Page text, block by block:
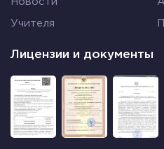
Прямой –
небольших книг – до
Скругленный
для более объемных
страниц.
Учителя
Лицензии и документы